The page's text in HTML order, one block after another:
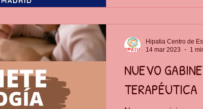
NUEVO
TERAPÉUTICA
Hipatia Centro de
14 mar 2023
1